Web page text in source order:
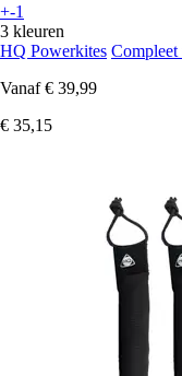
+-1
3 kleuren
HQ Powerkites
Vanaf € 39,99
€ 35,15